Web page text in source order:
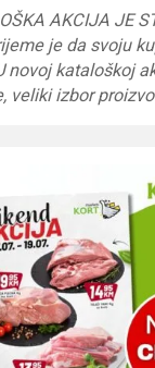
AKCIJA JE
je da svoju
novoj kataloškoj
veliki izbor